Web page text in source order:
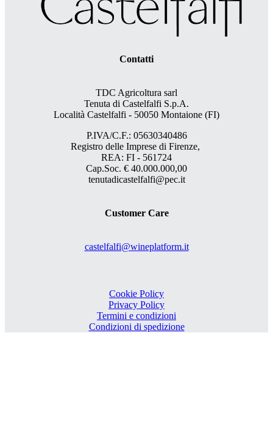
Contatti
TDC Agricoltura sarl
Tenuta di Castelfalfi S.p.A.
Località Castelfalfi - 50050 Montaione (FI)
P.IVA/C.F.: 05630340486
Registro delle Imprese di Firenze,
REA: FI - 561724
Cap.Soc. € 40.000.000,00
tenutadicastelfalfi@pec.it
Customer Care
castelfalfi@wineplatform.it
Cookie Policy
Privacy Policy
Termini e condizioni
Condizioni di spedizione